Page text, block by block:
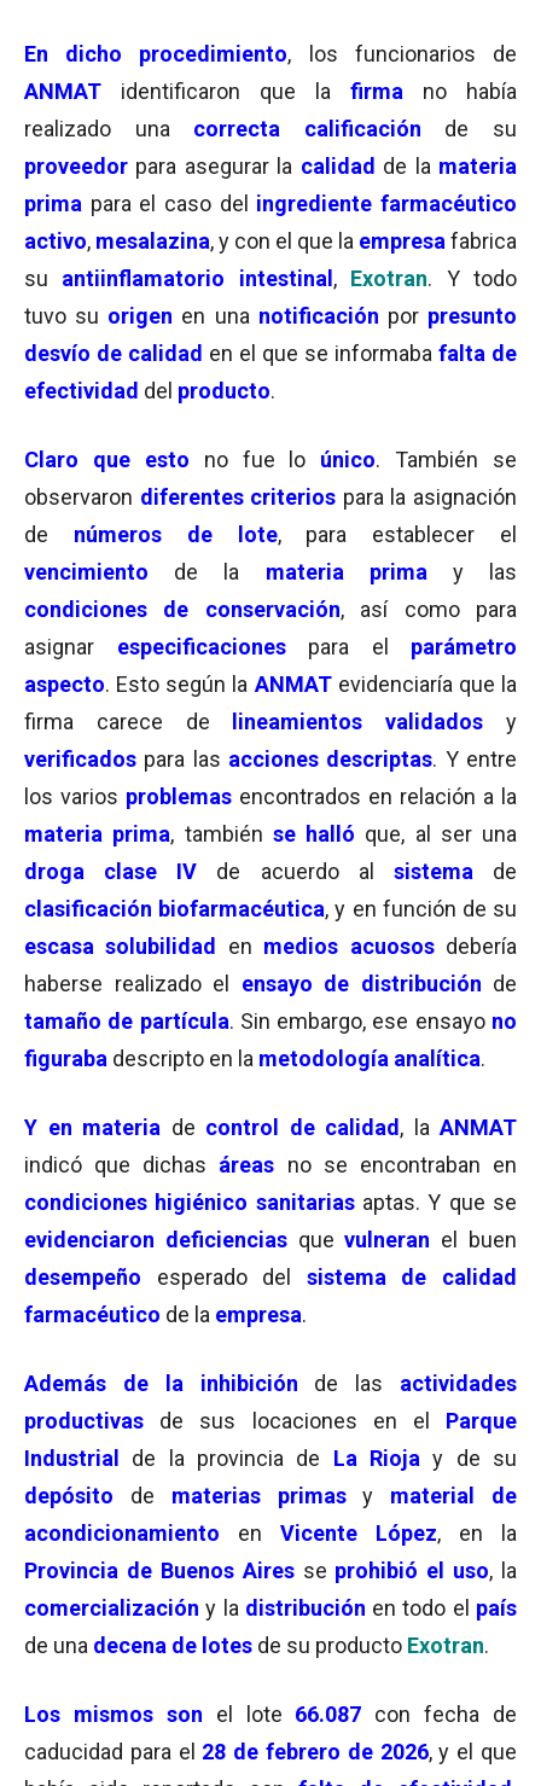
En dicho procedimiento, los funcionarios de
ANMAT
identificaron que la firma
no había
realizado una correcta calificación de su
proveedor para asegurar la calidad de la materia
prima para el caso del ingrediente farmacéutico
activo, mesalazina, y con el que la empresa fabrica
su antiinflamatorio intestinal , Exotran. Y todo
tuvo su origen en una notificación por presunto
desvío de calidad en el que se informaba falta de
efectividad del producto.
Claro que esto no fue lo único. También se
observaron diferentes criterios para la asignación
de números de lote, para establecer el
vencimiento
de la materia prima y las
condiciones de conservación, así como para
asignar especificaciones para el parámetro
aspecto. Esto según la ANMAT evidenciaría que la
firma carece de
lineamientos validados y
verificados para las acciones descriptas. Y entre
los varios problemas encontrados en relación a la
materia prima, también se halló que, al ser una
droga clase IV de acuerdo al sistema
de
clasificación biofarmacéutica, y en función de su
escasa solubilidad
en medios acuososdebería
haberse realizado el ensayo de distribución de
tamaño de partícula. Sin embargo, ese ensayo no
figuraba descripto en la metodología analítica.
Y en materia de control de calidad , la ANMAT
indicó que dichas áreas no se encontraban en
condiciones higiénico sanitarias aptas. Y que se
evidenciaron deficienciasquevulneran el buen
desempeño
esperado del sistema de calidad
farmacéutico de la empresa.
Además de la inhibición de las actividades
productivas de sus locaciones en el Parque
Industrial
de la provincia de La Rioja y de su
depósito
de materias primasy material de
acondicionamiento en Vicente López, en la
Provincia de Buenos Airesse prohibió el uso, la
comercialización y la distribución en todo el país
de una decena de lotes de su producto Exotran.
Los mismos son el lote 66.087 con fecha de
caducidad para el 28 de febrero de 2026, y el que